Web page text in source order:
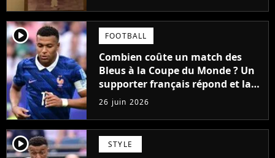
player2 FOOTBALL
Combien coûte un match des
Bleus à la Coupe du Monde ? Un
supporter français répond et la
somme est exorbitante
26 juin 2026
player2 STYLE